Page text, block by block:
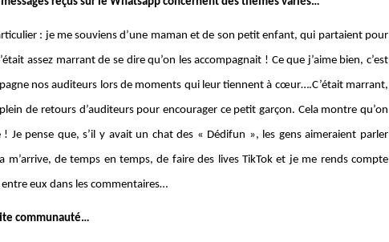
: je me souviens d’une maman et de son petit enfant, qui partaient pour
assez marrant de se dire qu’on les accompagnait ! Ce que j’aime bien, c’est
nos auditeurs lors de moments qui leur tiennent à cœur….C’était marrant,
de retours d’auditeurs pour encourager ce petit garçon. Cela montre qu’on
Je pense que, s’il y avait un chat des « Dédifun », les gens aimeraient parler
m’arrive, de temps en temps, de faire des lives TikTok et je me rends compte
eux dans les commentaires…
communauté…